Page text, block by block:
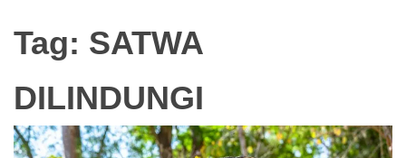
Tag: SATWA
DILINDUNGI